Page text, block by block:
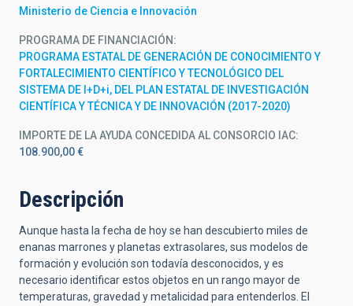
Ministerio de Ciencia e Innovación
PROGRAMA DE FINANCIACIÓN
PROGRAMA ESTATAL DE GENERACIÓN DE CONOCIMIENTO Y
FORTALECIMIENTO CIENTÍFICO Y TECNOLÓGICO DEL
SISTEMA DE I+D+i, DEL PLAN ESTATAL DE INVESTIGACIÓN
CIENTÍFICA Y TÉCNICA Y DE INNOVACIÓN (2017-2020)
IMPORTE DE LA AYUDA CONCEDIDA AL CONSORCIO IAC
108.900,00 €
Descripción
Aunque hasta la fecha de hoy se han descubierto miles de
enanas marrones y planetas extrasolares, sus modelos de
formación y evolución son todavía desconocidos, y es
necesario identificar estos objetos en un rango mayor de
temperaturas, gravedad y metalicidad para entenderlos. El